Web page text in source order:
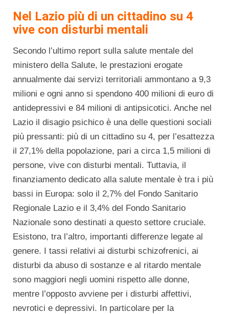
Nel Lazio più di un cittadino su 4
vive con disturbi mentali
Secondo l’ultimo report sulla salute mentale del
ministero della Salute, le prestazioni erogate
annualmente dai servizi territoriali ammontano a 9,3
milioni e ogni anno si spendono 400 milioni di euro di
antidepressivi e 84 milioni di antipsicotici. Anche nel
Lazio il disagio psichico è una delle questioni sociali
più pressanti: più di un cittadino su 4, per l’esattezza
il 27,1% della popolazione, pari a circa 1,5 milioni di
persone, vive con disturbi mentali. Tuttavia, il
finanziamento dedicato alla salute mentale è tra i più
bassi in Europa: solo il 2,7% del Fondo Sanitario
Regionale Lazio e il 3,4% del Fondo Sanitario
Nazionale sono destinati a questo settore cruciale.
Esistono, tra l’altro, importanti differenze legate al
genere. I tassi relativi ai disturbi schizofrenici, ai
disturbi da abuso di sostanze e al ritardo mentale
sono maggiori negli uomini rispetto alle donne,
mentre l’opposto avviene per i disturbi affettivi,
nevrotici e depressivi. In particolare per la